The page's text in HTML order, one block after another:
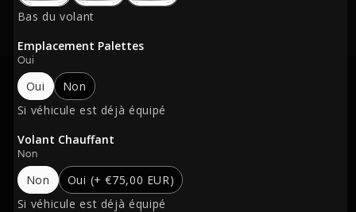
Bas du volant
Emplacement Palettes
Oui
Oui
Non
Si véhicule est déjà équipé
Volant Chauffant
Non
Non Oui (+ €75,00 EUR)
Si véhicule est déjà équipé